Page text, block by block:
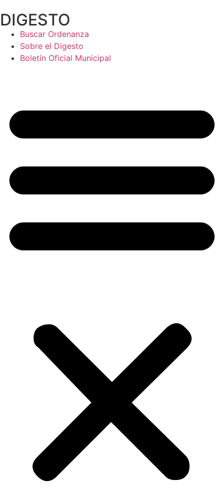
al
contenido
DIGESTO
Buscar Ordenanza
Sobre el Digesto
Boletín Oficial Municipal